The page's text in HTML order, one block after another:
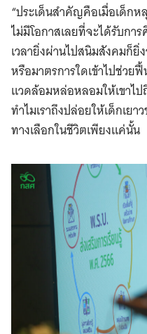
“ประเด็นสำคัญคือเมื่อเด็ก
ไม่มีโอกาสเลยที่จะได้รับก
เวลายิ่งผ่านไปสนิมสังคมก็ยิ่
หรือมาตรการใดเข้าไปช่ว
แวดล้อมหล่อหลอมให้เขาไ
ทำไมเราถึงปล่อยให้เด็กเย
ทางเลือกในชีวิตเพียงแค่นั้น